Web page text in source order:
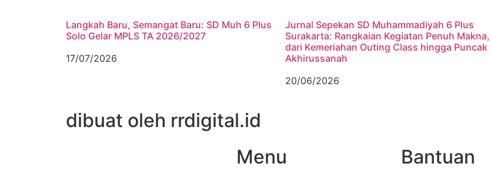
Langkah Baru, Semangat Baru: SD Muh 6 Plus
Solo Gelar MPLS TA 2026/2027
17/07/2026
Jurnal Sepekan SD Muhammadiyah 6 Plus
Surakarta: Rangkaian Kegiatan Penuh Makna,
dari Kemeriahan Outing Class hingga Puncak
Akhirussanah
20/06/2026
dibuat oleh rrdigital.id
Menu Bantuan